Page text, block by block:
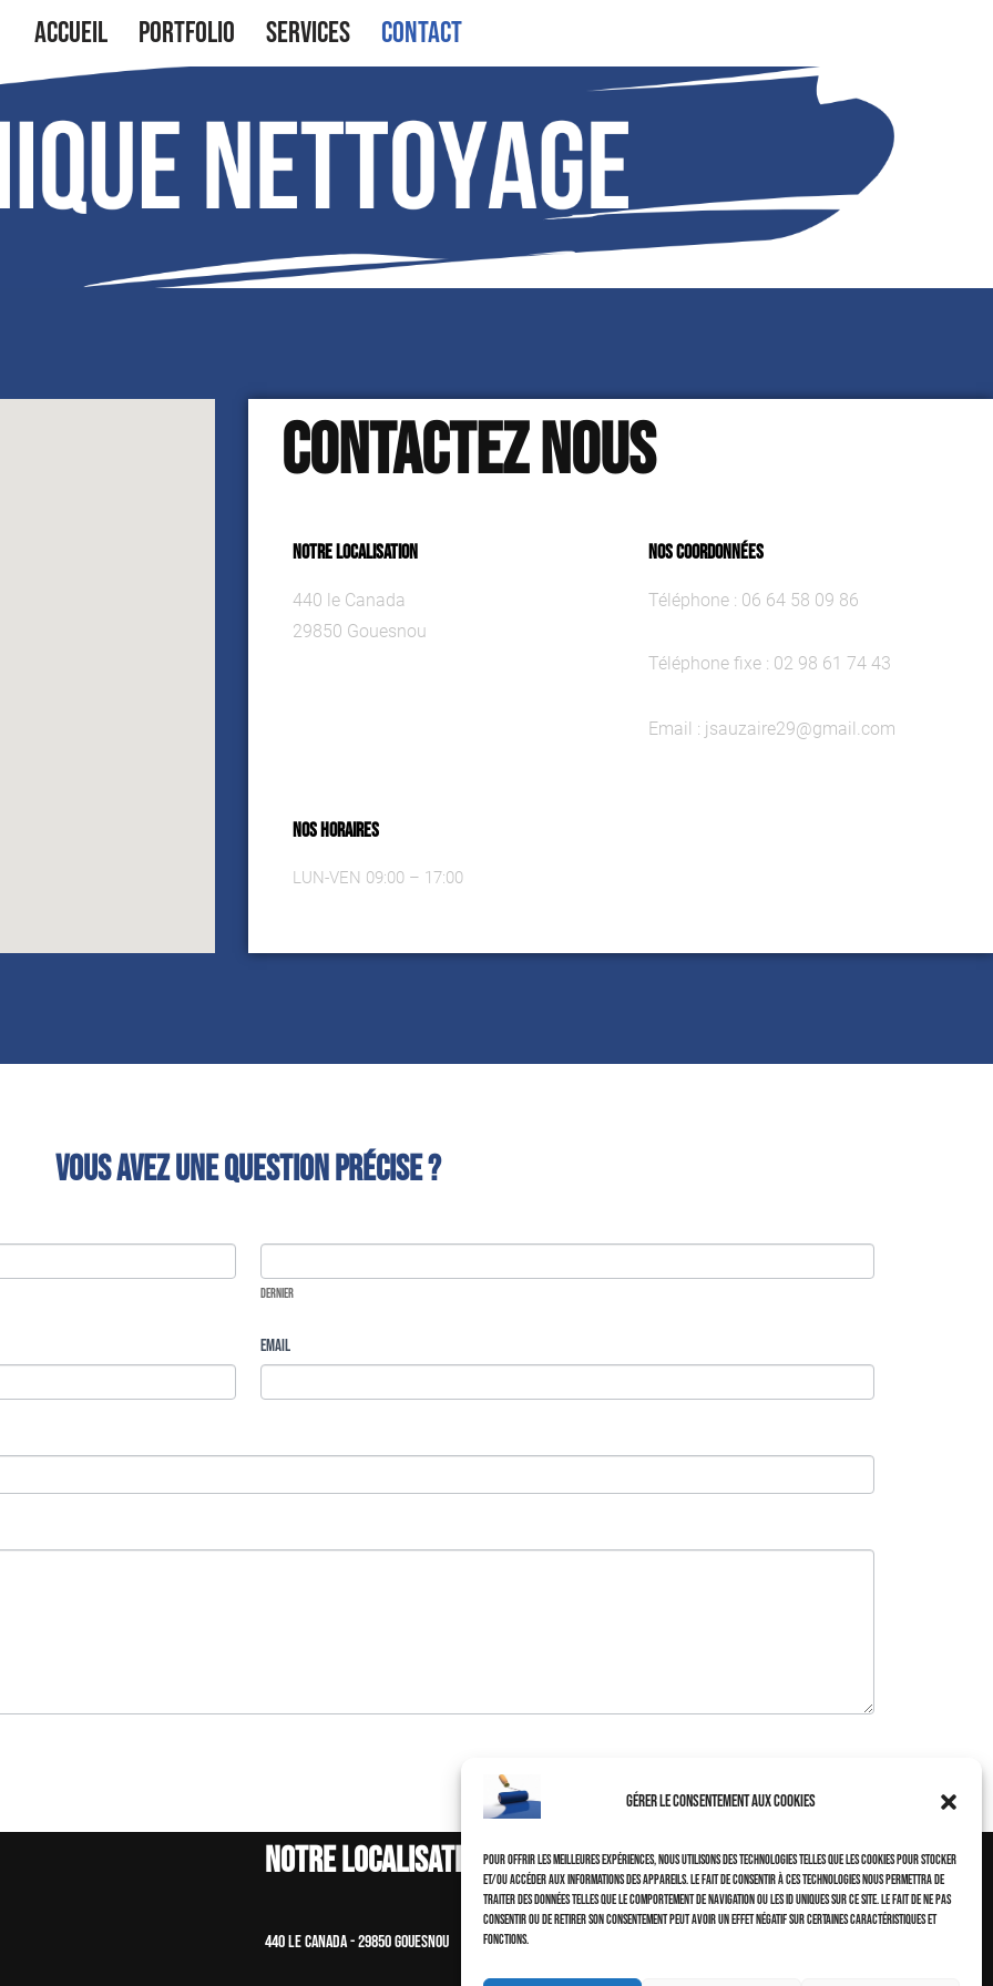
Gérer le consentement aux cookies
Pour offrir les meilleures expériences, nous utilisons des technologies telles que les cookies pour stocker
et/ou accéder aux informations des appareils. Le fait de consentir à ces technologies nous permettra de
traiter des données telles que le comportement de navigation ou les ID uniques sur ce site. Le fait de ne pas
consentir ou de retirer son consentement peut avoir un effet négatif sur certaines caractéristiques et
fonctions.
Accueil Portfolio Services Contact
Contactez nous
NOTRE LOCALISATION
440 le Canada
29850 Gouesnou
NOS COORDONNÉES
Téléphone : 06 64 58 09 86
Téléphone fixe : 02 98 61 74 43
Email : jsauzaire29@gmail.com
NOS HORAIRES
LUN-VEN 09:00 – 17:00
Vous avez une question précise ?
Dernier
Email
Notre localisation
440 le canada - 29850 gouesnou